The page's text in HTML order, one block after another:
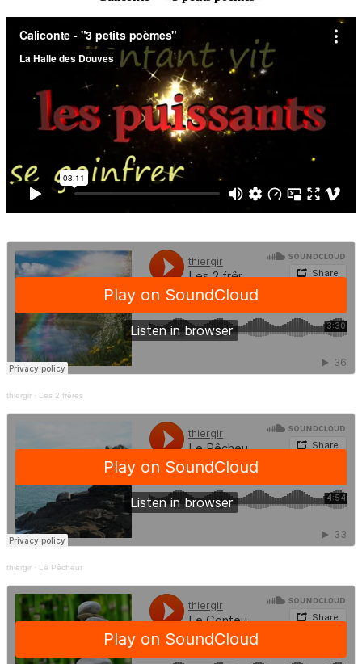
thiergir · Les 2 frêres
thiergir · Le Pêcheur